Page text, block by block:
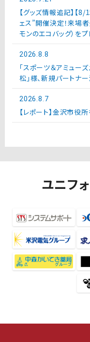
【グッズ情報追記】【
ェス”開催決定！来場
モンのエコバッグ）をプ
2026.8.8
「スポーツ＆アミュー
松」様、新規パートナ
2026.8.7
【レポート】金沢市役
ユニフ